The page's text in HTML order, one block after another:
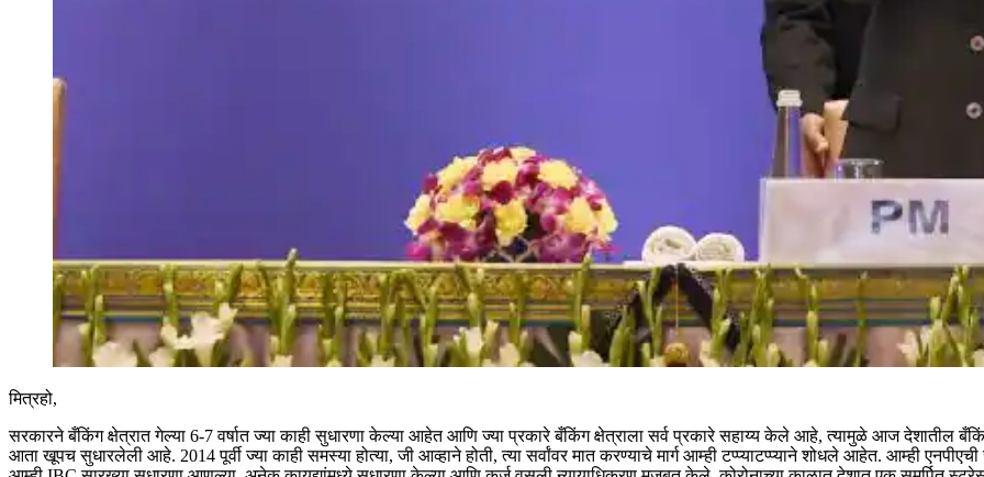
मित्रहो,
सरकारने बँकिंग क्षेत्रात गेल्या 6-7 वर्षात ज्या काही सुधारणा केल्या आहेत आणि ज्या प्रकारे बँकिंग क्षेत्राला सर्व प्रकारे सहाय्य केले आहे, त्यामुळे आज देशातील
आता खूपच सुधारलेली आहे. 2014 पूर्वी ज्या काही समस्या होत्या, जी आव्हाने होती, त्या सर्वांवर मात करण्याचे मार्ग आम्ही टप्प्याटप्प्याने शोधले आहेत. आम्ही